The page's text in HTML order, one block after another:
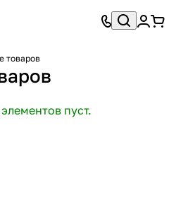
товаров
пуст.